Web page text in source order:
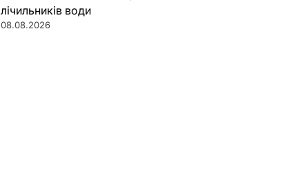
лічильників води
08.08.2026